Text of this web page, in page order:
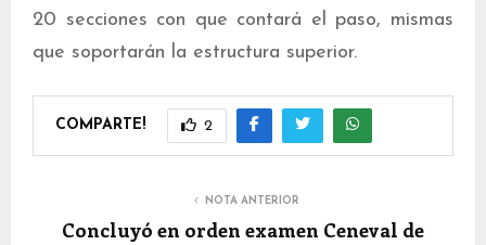
20 secciones con que contará el paso, mismas
que soportarán la estructura superior.
COMPARTE! 2
NOTA ANTERIOR
Concluyó en orden examen Ceneval de